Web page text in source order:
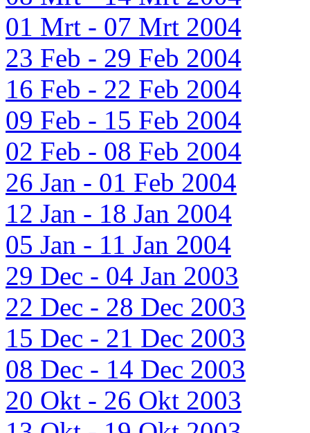
01 Mrt - 07 Mrt 2004
23 Feb - 29 Feb 2004
16 Feb - 22 Feb 2004
09 Feb - 15 Feb 2004
02 Feb - 08 Feb 2004
26 Jan - 01 Feb 2004
12 Jan - 18 Jan 2004
05 Jan - 11 Jan 2004
29 Dec - 04 Jan 2003
22 Dec - 28 Dec 2003
15 Dec - 21 Dec 2003
08 Dec - 14 Dec 2003
20 Okt - 26 Okt 2003